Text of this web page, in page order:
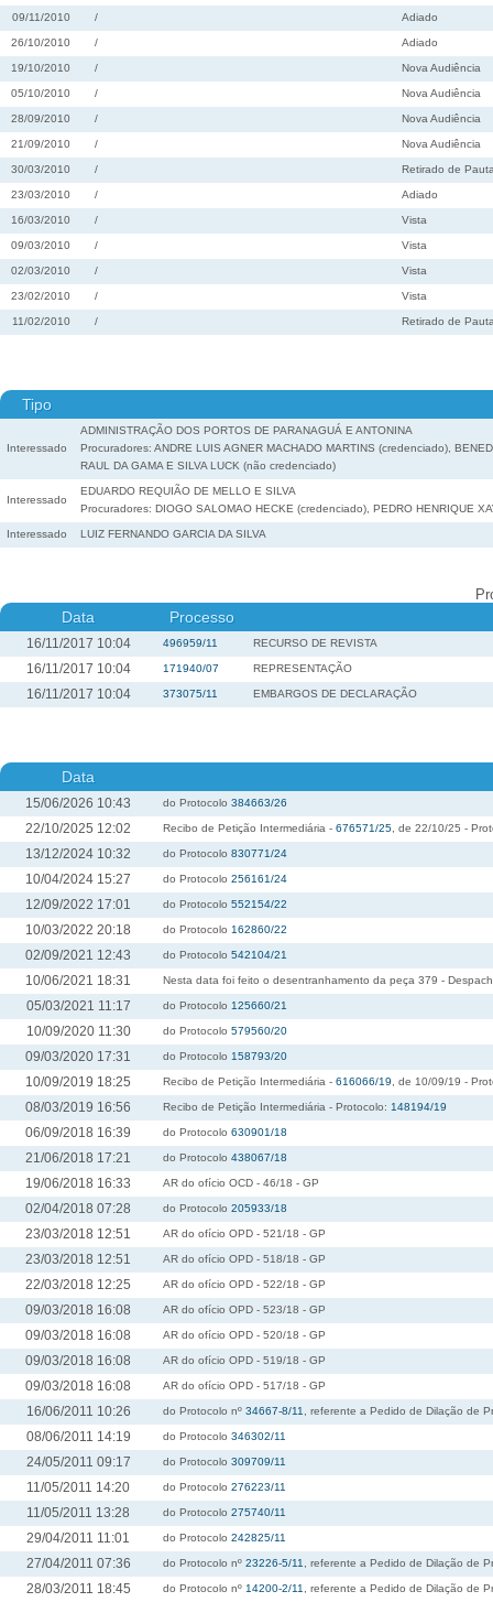
09/11/2010 / Adiado
26/10/2010 / Adiado
19/10/2010 / Nova Audiência
05/10/2010 / Nova Audiência
28/09/2010 / Nova Audiência
21/09/2010 / Nova Audiência
30/03/2010 / Retirado de
23/03/2010 / Adiado
16/03/2010 / Vista
09/03/2010 / Vista
02/03/2010 / Vista
23/02/2010 / Vista
11/02/2010 / Retirado de
Tipo
Interessado
ADMINISTRAÇÃO DOS PORTOS DE PARANAGUÁ E ANTONINA
Procuradores: ANDRE LUIS AGNER MACHADO MARTINS (credenciado),
RAUL DA GAMA E SILVA LUCK (não credenciado)
Interessado
EDUARDO REQUIÃO DE MELLO E SILVA
Procuradores: DIOGO SALOMAO HECKE (credenciado), PEDRO HENRIQUE
Interessado LUIZ FERNANDO GARCIA DA SILVA
Data Processo
16/11/2017 10:04 496959/11 RECURSO DE REVISTA
16/11/2017 10:04 171940/07 REPRESENTAÇÃO
16/11/2017 10:04 373075/11 EMBARGOS DE DECLARAÇÃO
Data
15/06/2026 10:43 do Protocolo 384663/26
22/10/2025 12:02 Recibo de Petição Intermediária - 676571/25 , de 22/10/25 -
13/12/2024 10:32 do Protocolo 830771/24
10/04/2024 15:27 do Protocolo 256161/24
12/09/2022 17:01 do Protocolo 552154/22
10/03/2022 20:18 do Protocolo 162860/22
02/09/2021 12:43 do Protocolo 542104/21
10/06/2021 18:31 Nesta data foi feito o desentranhamento da peça 379 -
05/03/2021 11:17 do Protocolo 125660/21
10/09/2020 11:30 do Protocolo 579560/20
09/03/2020 17:31 do Protocolo 158793/20
10/09/2019 18:25 Recibo de Petição Intermediária - 616066/19 , de 10/09/19 -
08/03/2019 16:56 Recibo de Petição Intermediária - Protocolo: 148194/19
06/09/2018 16:39 do Protocolo 630901/18
21/06/2018 17:21 do Protocolo 438067/18
19/06/2018 16:33 AR do ofício OCD - 46/18 - GP
02/04/2018 07:28 do Protocolo 205933/18
23/03/2018 12:51 AR do ofício OPD - 521/18 - GP
23/03/2018 12:51 AR do ofício OPD - 518/18 - GP
22/03/2018 12:25 AR do ofício OPD - 522/18 - GP
09/03/2018 16:08 AR do ofício OPD - 523/18 - GP
09/03/2018 16:08 AR do ofício OPD - 520/18 - GP
09/03/2018 16:08 AR do ofício OPD - 519/18 - GP
09/03/2018 16:08 AR do ofício OPD - 517/18 - GP
16/06/2011 10:26 do Protocolo nº 34667-8/11 , referente a Pedido de Dilação de
08/06/2011 14:19 do Protocolo 346302/11
24/05/2011 09:17 do Protocolo 309709/11
11/05/2011 14:20 do Protocolo 276223/11
11/05/2011 13:28 do Protocolo 275740/11
29/04/2011 11:01 do Protocolo 242825/11
27/04/2011 07:36 do Protocolo nº 23226-5/11 , referente a Pedido de Dilação de
28/03/2011 18:45 do Protocolo nº 14200-2/11 , referente a Pedido de Dilação de